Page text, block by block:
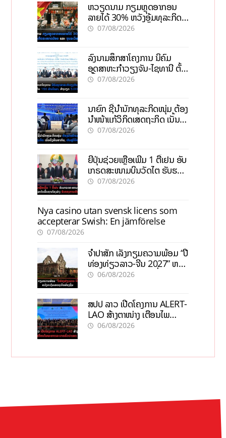
ຫວຽດນາມ ກຽມຫຼຸດອາກອນ
ລາຍໄດ້ 30% ຫວັງອູ້ມທຸລະກິດ
ຂະໜາດນ້ອຍ ແລະ ຈຸນລະ
07/08/2026
ລົງນາມສຶກສາໂຄງການ ນິຄົມ
ອຸດສາຫະກຳວຽງຈັນ-ໄຊທານີ ຕັ້ງ
ເປົ້າດຶງທຶນ 150 ລ້ານໂດລາ, ສ້າງ
07/08/2026
ນາຍົກ ຊີ້ນຳນັກທຸລະກິດໜຸ່ມ ຕ້ອງ
ນຳໜ້າແກ້ວິກິດເສດຖະກິດ ເນັ້ນດຶງ
ທຶນສາກົນ, ຫັນສູ່ດິຈິຕອນ
07/08/2026
ຍີ່ປຸ່ນຊ່ວຍເຫຼືອເພີ່ມ 1 ຕື້ເຢນ ອັບ
ເກຣດສະໜາມບິນວັດໄຕ ຮັບຮອງ
ການເຕີບໂຕ
07/08/2026
Nya casino utan svensk licens som
accepterar Swish: En jämförelse
07/08/2026
ຈຳປາສັກ ເລັ່ງກຽມຄວາມພ້ອມ “ປີ
ທ່ອງທ່ຽວລາວ-ຈີນ 2027” ຫວັງ
ກະຕຸ້ນເສດຖະກິດທ້ອງຖິ່ນ
06/08/2026
ສປປ ລາວ ເປີດໂຄງການ ALERT-
LAO ສ້າງຕາໜ່າງ ເຕືອນໄພ
ພະຍາດລະບາດທົ່ວປະເທດ
06/08/2026